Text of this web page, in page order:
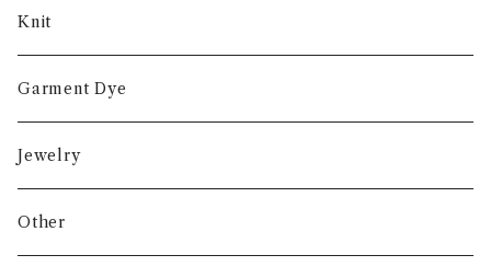
Knit
Garment Dye
Jewelry
Other